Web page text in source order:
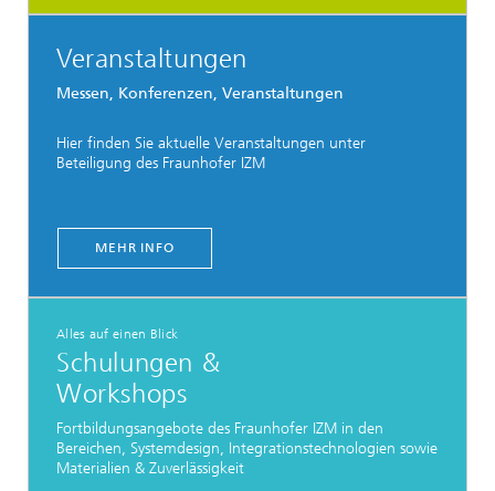
Veranstaltungen
Messen, Konferenzen, Veranstaltungen
Hier finden Sie aktuelle Veranstaltungen unter
Beteiligung des Fraunhofer IZM
MEHR INFO
Alles auf einen Blick
Schulungen &
Workshops
Fortbildungsangebote des Fraunhofer IZM in den
Bereichen, Systemdesign, Integrationstechnologien sowie
Materialien & Zuverlässigkeit